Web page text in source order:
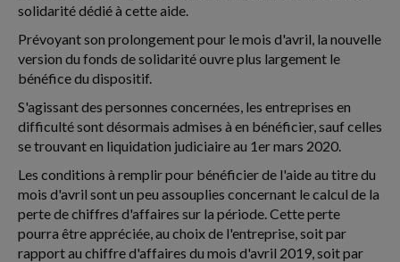
solidarité dédié à cette aide.
Prévoyant son prolongement pour le mois d'avril, la nouvelle
version du fonds de solidarité ouvre plus largement le
bénéfice du dispositif.
S'agissant des personnes concernées, les entreprises en
difficulté sont désormais admises à en bénéficier, sauf celles
se trouvant en liquidation judiciaire au 1er mars 2020.
Les conditions à remplir pour bénéficier de l'aide au titre du
mois d'avril sont un peu assouplies concernant le calcul de la
perte de chiffres d'affaires sur la période. Cette perte
pourra être appréciée, au choix de l'entreprise, soit par
rapport au chiffre d'affaires du mois d'avril 2019, soit par